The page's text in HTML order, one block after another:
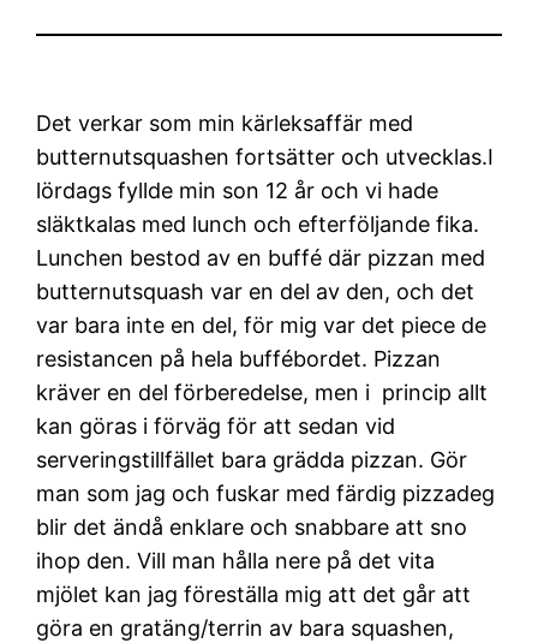
Det verkar som min kärleksaffär med
butternutsquashen fortsätter och utvecklas.I
lördags fyllde min son 12 år och vi hade
släktkalas med lunch och efterföljande fika.
Lunchen bestod av en buffé där pizzan med
butternutsquash var en del av den, och det
var bara inte en del, för mig var det piece de
resistancen på hela buffébordet. Pizzan
kräver en del förberedelse, men i princip allt
kan göras i förväg för att sedan vid
serveringstillfället bara grädda pizzan. Gör
man som jag och fuskar med färdig pizzadeg
blir det ändå enklare och snabbare att sno
ihop den. Vill man hålla nere på det vita
mjölet kan jag föreställa mig att det går att
göra en gratäng/terrin av bara squashen,